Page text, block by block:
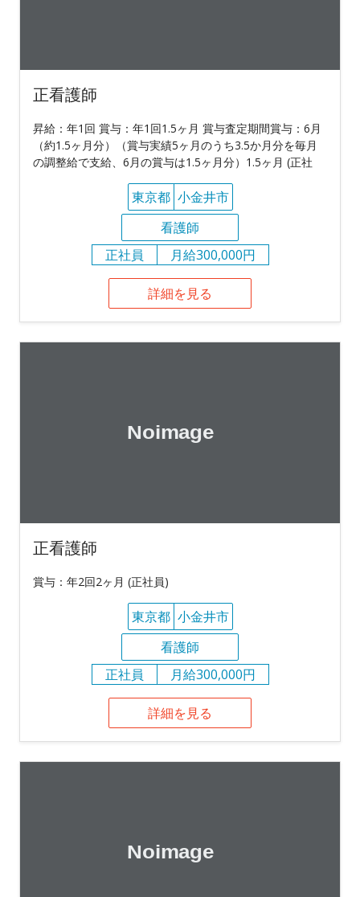
正看護師
昇給：年1回 賞与：年1回1.5ヶ月 賞与査定期間賞与：6月
（約1.5ヶ月分）（賞与実績5ヶ月のうち3.5か月分を毎月
の調整給で支給、6月の賞与は1.5ヶ月分）1.5ヶ月 (正社
東京都 小金井市
看護師
正社員
月給300,000円
詳細を見る
正看護師
賞与：年2回2ヶ月 (正社員)
東京都 小金井市
看護師
正社員
月給300,000円
詳細を見る